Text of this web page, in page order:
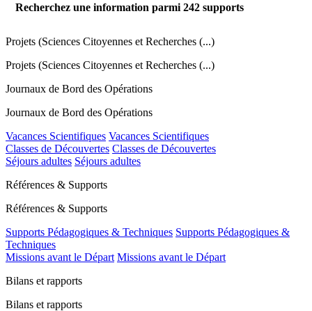
Recherchez une information parmi 242 supports
Projets (Sciences Citoyennes et Recherches (...)
Projets (Sciences Citoyennes et Recherches (...)
Journaux de Bord des Opérations
Journaux de Bord des Opérations
Vacances Scientifiques Vacances Scientifiques
Classes de Découvertes Classes de Découvertes
Séjours adultes Séjours adultes
Références & Supports
Références & Supports
Supports Pédagogiques & Techniques Supports Pédagogiques &
Techniques
Missions avant le Départ Missions avant le Départ
Bilans et rapports
Bilans et rapports